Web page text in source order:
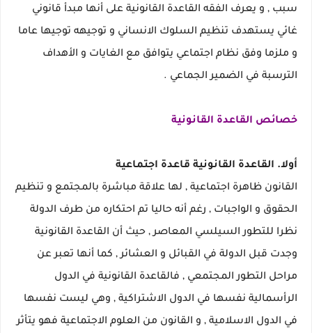
سبب , و يعرف الفقه القاعدة القانونية على أنها مبدأ قانوني
غائي يستهدف تنظيم السلوك الانساني و توجيهه توجيها عاما
و ملزما وفق نظام اجتماعي يتوافق مع الغايات و الأهداف
الترسبة في الضمير الجماعي .
خصائص القاعدة القانونية
أولا. القاعدة القانونية قاعدة اجتماعية
القانون ظاهرة اجتماعية , لها علاقة مباشرة بالمجتمع و تنظيم
الحقوق و الواجبات , رغم أنه حاليا تم احتكاره من طرف الدولة
نظرا للتطور السيلسي المعاصر , حيث أن القاعدة القانونية
وجدت قبل الدولة في القبائل و العشائر , كما أنها تعبر عن
مراحل التطور المجتمعي , فالقاعدة القانونية في الدول
الرأسمالية نفسها في الدول الاشتراكية , وهي ليست نفسها
في الدول الاسلامية , و القانون من العلوم الاجتماعية فهو يتأثر